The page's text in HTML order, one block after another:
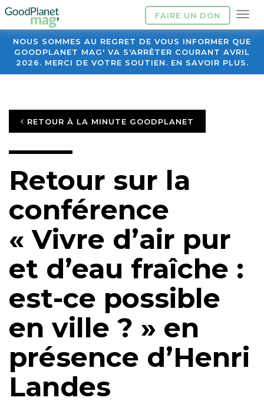
FAIRE UN DON
NOUS SOMMES AU REGRET DE VOUS INFORMER QUE
GOODPLANET MAG' VA S'ARRÊTER COURANT AVRIL
2026. MERCI DE VOTRE SOUTIEN. EN SAVOIR PLUS.
RETOUR À LA MINUTE GOODPLANET
Retour sur la
conférence
« Vivre d’air pur
et d’eau fraîche :
est-ce possible
en ville ? » en
présence d’Henri
Landes